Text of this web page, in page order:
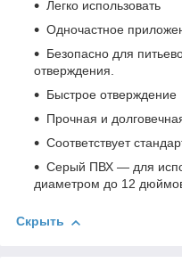
Легко использовать
Одночастное
Безопасно для
отверждения.
Быстрое отверждение
Прочная и
Соответствует
Серый ПВХ — для
диаметром до 12
Скрыть